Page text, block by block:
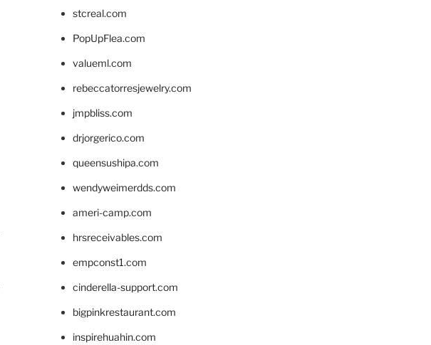
stcreal.com
PopUpFlea.com
valueml.com
rebeccatorresjewelry.com
jmpbliss.com
drjorgerico.com
queensushipa.com
wendyweimerdds.com
ameri-camp.com
hrsreceivables.com
empconst1.com
cinderella-support.com
bigpinkrestaurant.com
inspirehuahin.com